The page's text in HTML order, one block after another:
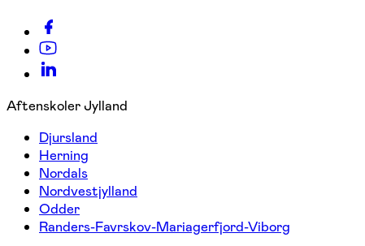
Aftenskoler Jylland
Djursland
Herning
Nordals
Nordvestjylland
Odder
Randers-Favrskov-Mariagerfjord-Viborg